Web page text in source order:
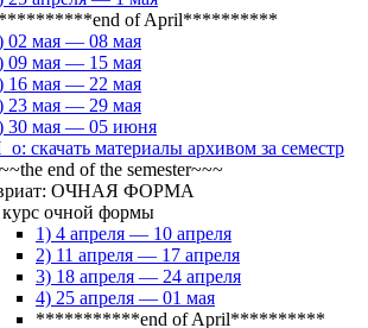
of April**********
02 мая — 08 мая
09 мая — 15 мая
16 мая — 22 мая
23 мая — 29 мая
30 мая — 05 июня
скачать материалы архивом за семестр
end of the semester~~~
ОЧНАЯ ФОРМА
курс очной формы
1) 4 апреля — 10 апреля
2) 11 апреля — 17 апреля
3) 18 апреля — 24 апреля
4) 25 апреля — 01 мая
***********end of April**********